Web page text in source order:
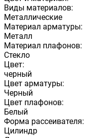
Виды материалов:
Металлические
Материал арматуры:
Металл
Материал плафонов:
Стекло
Цвет:
черный
Цвет арматуры:
Черный
Цвет плафонов:
Белый
Форма рассеивателя:
Цилиндр